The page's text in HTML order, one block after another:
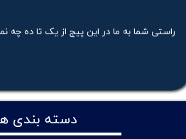
راستی شما به ما در این پیج از یک تا ده چه
دسته بندی